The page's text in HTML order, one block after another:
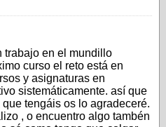
trabajo en el mundillo
curso el reto está en
y asignaturas en
sistemáticamente. así que
tengáis os lo agradeceré.
, o encuentro algo tambén